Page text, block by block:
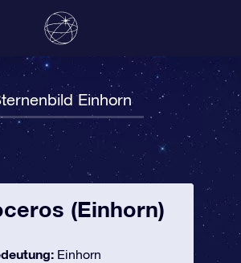
Einhorn
(Einhorn)
Einhorn